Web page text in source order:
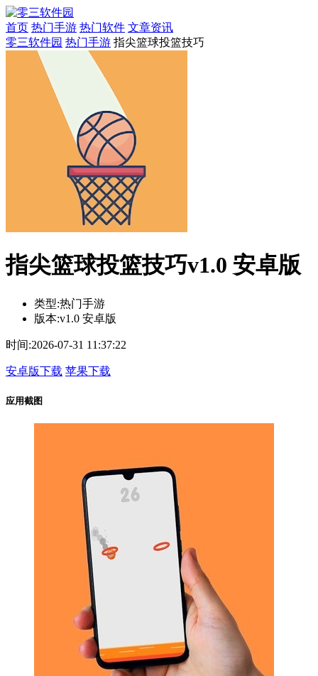
首页 热门手游 热门软件 文章资讯
零三软件园 热门手游 指尖篮球投篮技巧
指尖篮球投篮技巧v1.0 安卓版
类型:热门手游
版本:v1.0 安卓版
时间:2026-07-31 11:37:22
安卓版下载 苹果下载
应用截图